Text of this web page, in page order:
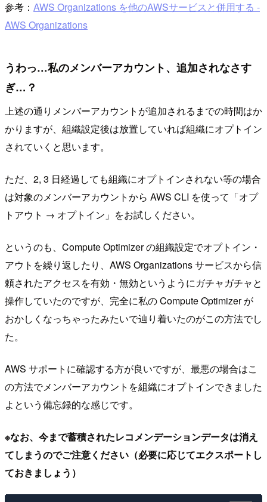
参考： AWS Organizations を他のAWSサービスと併用する -
AWS Organizations
うわっ…私のメンバーアカウント、追加されなさす
ぎ…？
上述の通りメンバーアカウントが追加されるまでの時間はか
かりますが、組織設定後は放置していれば組織にオプトイン
されていくと思います。
ただ、2, 3 日経過しても組織にオプトインされない等の場合
は対象のメンバーアカウントから AWS CLI を使って「オプ
トアウト → オプトイン」をお試しください。
というのも、Compute Optimizer の組織設定でオプトイン・
アウトを繰り返したり、AWS Organizations サービスから信
頼されたアクセスを有効・無効というようにガチャガチャと
操作していたのですが、完全に私の Compute Optimizer が
おかしくなっちゃったみたいで辿り着いたのがこの方法でし
た。
AWS サポートに確認する方が良いですが、最悪の場合はこ
の方法でメンバーアカウントを組織にオプトインできました
よという備忘録的な感じです。
※なお、今まで蓄積されたレコメンデーションデータは消え
てしまうのでご注意ください（必要に応じてエクスポートし
ておきましょう）